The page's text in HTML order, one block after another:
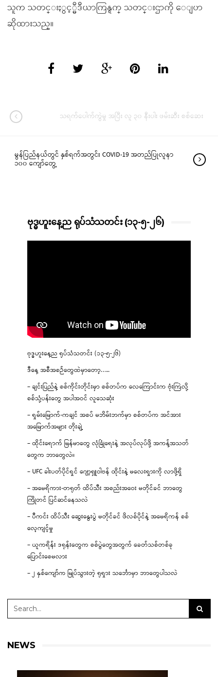
သူက သတင္းႏွင့္မီဒီယာကြန္ရက္ သတင္းဌာကို ေျပာ
ဆိုထားသည္။
သရက်ပေါက်ကွဲမှု အပြီး လူ ၃၀ နီးပါး ဖမ်းဆီး စစ်ဆေး
မွန်ပြည်နယ်တွင် နှစ်ရက်အတွင်း COVID-19 အတည်ပြုလူနာ
၁၀၀ ကျော်တွေ့
ဗုဒ္ဓဟူးနေ့ည ရုပ်သံသတင်း (၁၃-၅-၂၆)
ဗုဒ္ဓဟူးနေ့ည ရုပ်သံသတင်း (၁၃-၅-၂၆)
ဒီနေ့ အစီအစဉ်တွေထဲမှာတော့…..
– ချင်းပြည်နဲ့ စစ်ကိုင်းတိုင်းမှာ စစ်တပ်က လေကြောင်းက ဗုံးကြဲလို့
စစ်သုံ့ပန်းတွေ အပါအဝင် လူသေဆုံး
– ရှမ်းမြောက်-ကချင် အစပ် မဘိမ်းဘက်မှာ စစ်တပ်က အင်အား
အမြောက်အများ တိုးချဲ့
– ထိုင်းရောက် မြန်မာတွေ လုံခြုံရေးနဲ့ အလုပ်လုပ်ဖို့ အကန့်အသတ်
တွေက ဘာတွေလဲ။
– UFC ခါးပတ်ပိုင်ရှင် ဂျော့ရှူဝါဗန် ထိုင်းနဲ့ မလေးရှားကို လာဖို့ရှိ
– အမေရိကား-တရုတ် ထိပ်သီး အစည်းအဝေး မတိုင်ခင် ဘာတွေ
ကြိုတင် ပြင်ဆင်နေသလဲ
– ပီကင်း ထိပ်သီး ဆွေးနွေးပွဲ မတိုင်ခင် ဖိလစ်ပိုင်နဲ့ အမေရိကန် စစ်
လေ့ကျင့်မှု
– ယူကရိန်း ဒရုန်းတွေက စစ်ပွဲတွေအတွက် ခေတ်သစ်တစ်ခု
ပြောင်းစေမလား
– ၂ နှစ်ကျော်က မြုပ်သွားတဲ့ ရုရှား သင်္ဘောမှာ ဘာတွေပါသလဲ
NEWS